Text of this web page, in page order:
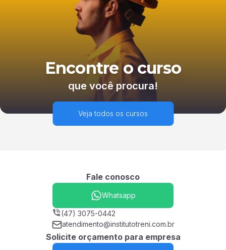
Encontre o curso
que você procura!
Veja todos os cursos
Fale conosco
Whatsapp
(47) 3075-0442
atendimento@institutotreni.com.br
Solicite orçamento para empresa